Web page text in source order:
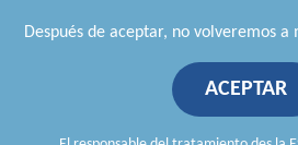
Política de privacidad.Política de
Después de aceptar, no volveremos
ACEPTAR